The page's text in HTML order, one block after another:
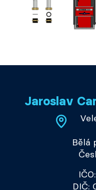
Jaroslav
Bělá
DIČ: